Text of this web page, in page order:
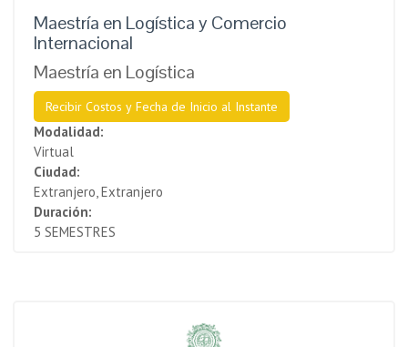
Maestría en Logística y Comercio
Internacional
Maestría en Logística
Recibir Costos y Fecha de Inicio al Instante
Modalidad:
Virtual
Ciudad:
Extranjero, Extranjero
Duración:
5 SEMESTRES